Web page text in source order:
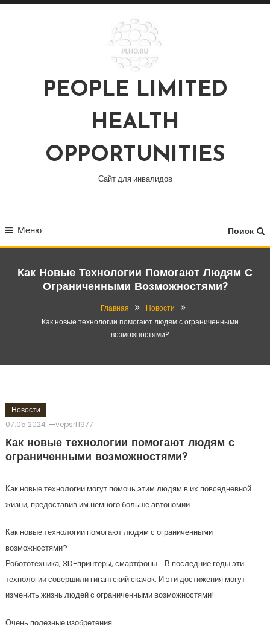
Перейти
PEOPLE LIMITED
HEALTH
OPPORTUNITIES
Сайт для инвалидов
Меню Поиск
Как Новые Технологии Помогают Людям С
Ограниченными Возможностями?
Главная
Новости
Как новые технологии помогают людям с ограниченными
возможностями?
Новости
07.05.2024
vepsrf1977
Как новые технологии помогают людям с
ограниченными возможностями?
Как новые технологии могут помочь этим людям в их повседневной
жизни, предоставив им немного больше автономии.
Как новые технологии помогают людям с ограниченными
возможностями?
Робототехника, 3D-принтеры, смартфоны… В последние годы эти
технологии совершили гигантский скачок. И эти достижения могут
изменить жизнь людей с ограниченными возможностями!
Очень полезные изобретения